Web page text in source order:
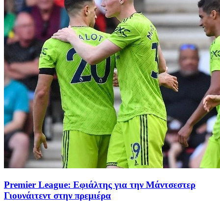
Premier League: Εφιάλτης για την Μάντσεστερ
Γιουνάιτεντ στην πρεμιέρα